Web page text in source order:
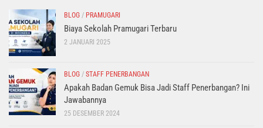
BLOG / PRAMUGARI
Biaya Sekolah Pramugari Terbaru
2 JANUARI 2025
BLOG / STAFF PENERBANGAN
Apakah Badan Gemuk Bisa Jadi Staff Penerbangan? Ini
Jawabannya
25 DESEMBER 2024